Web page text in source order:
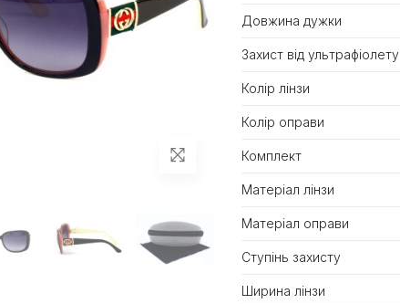
Довжина дужки
Захист від ультрафіолету
Колір лінзи
Колір оправи
Комплект
Матеріал лінзи
Матеріал оправи
Ступінь захисту
Ширина лінзи